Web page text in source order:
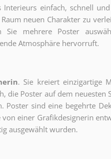
einfach, schnell
neuen Charakter zu
Sie mehrere Poster
Atmosphäre hervorruft.
. Sie kreiert einzigartige
die Poster auf dem neuesten
Poster sind eine begehrte
einer Grafikdesignerin
ausgewählt wurden.